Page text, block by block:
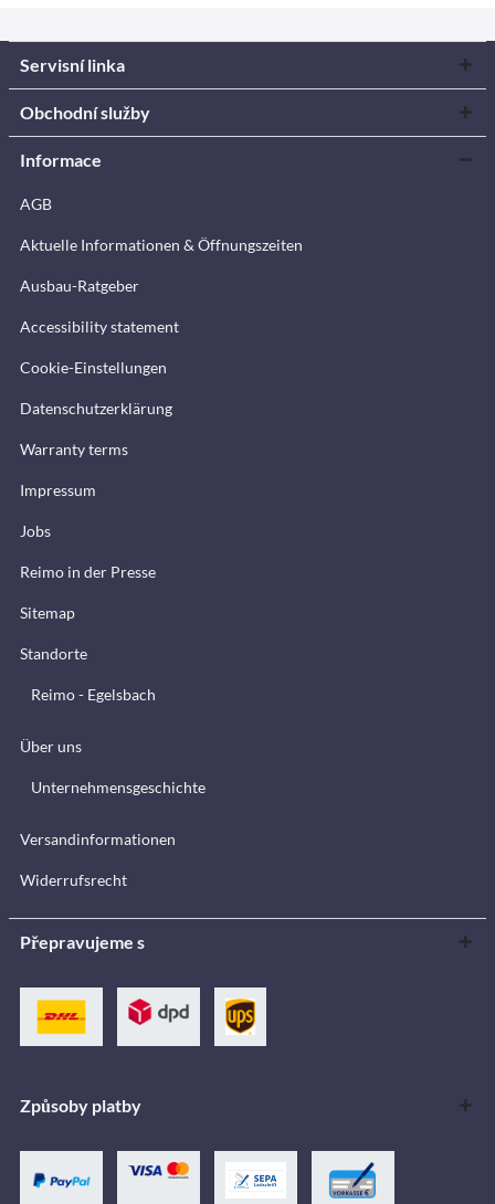
Servisní linka
Obchodní služby
Informace
AGB
Aktuelle Informationen & Öffnungszeiten
Ausbau-Ratgeber
Accessibility statement
Cookie-Einstellungen
Datenschutzerklärung
Warranty terms
Impressum
Jobs
Reimo in der Presse
Sitemap
Standorte
Reimo - Egelsbach
Über uns
Unternehmensgeschichte
Versandinformationen
Widerrufsrecht
Přepravujeme s
Způsoby platby